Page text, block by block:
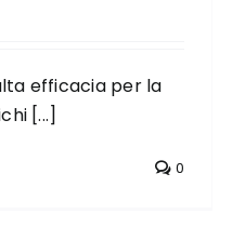
efficacia per la
[...]
0